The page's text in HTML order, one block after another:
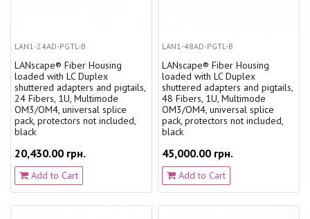
LAN1-24AD-PGTL-B
LANscape® Fiber Housing
loaded with LC Duplex
shuttered adapters and pigtails,
24 Fibers, 1U, Multimode
OM3/OM4, universal splice
pack, protectors not included,
black
20,430.00 грн.
Add to Cart
LAN1-48AD-PGTL-B
LANscape® Fiber Housing
loaded with LC Duplex
shuttered adapters and pigtails,
48 Fibers, 1U, Multimode
OM3/OM4, universal splice
pack, protectors not included,
black
45,000.00 грн.
Add to Cart